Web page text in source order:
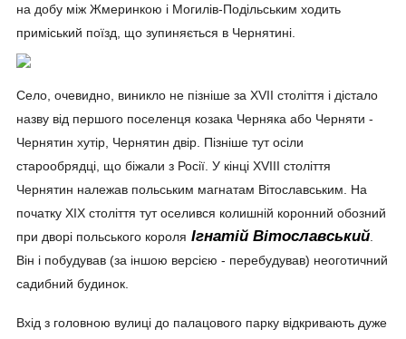
на добу між Жмеринкою і Могилів-Подільським ходить
приміський поїзд, що зупиняється в Чернятині.
Село, очевидно, виникло не пізніше за XVII століття і дістало
назву від першого поселенця козака Черняка або Черняти -
Чернятин хутір, Чернятин двір. Пізніше тут осіли
старообрядці, що біжали з Росії. У кінці XVIII століття
Чернятин належав польським магнатам Вітославським. На
початку ХІХ століття тут оселився колишній коронний обозний
при дворі польського короля Ігнатій Вітославський
Він і побудував (за іншою версією - перебудував) неоготичний
садибний будинок.
Вхід з головною вулиці до палацового парку відкривають дуже